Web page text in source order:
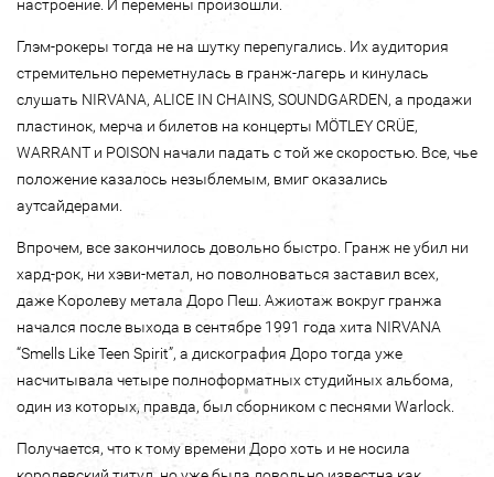
настроение. И перемены произошли.
Глэм-рокеры тогда не на шутку перепугались. Их аудитория
стремительно переметнулась в гранж-лагерь и кинулась
слушать NIRVANA, ALICE IN CHAINS, SOUNDGARDEN, а продажи
пластинок, мерча и билетов на концерты MÖTLEY CRÜE,
WARRANT и POISON начали падать с той же скоростью. Все, чье
положение казалось незыблемым, вмиг оказались
аутсайдерами.
Впрочем, все закончилось довольно быстро. Гранж не убил ни
хард-рок, ни хэви-метал, но поволноваться заставил всех,
даже Королеву метала Доро Пеш. Ажиотаж вокруг гранжа
начался после выхода в сентябре 1991 года хита NIRVANA
“Smells Like Teen Spirit”, а дискография Доро тогда уже
насчитывала четыре полноформатных студийных альбома,
один из которых, правда, был сборником с песнями Warlock.
Получается, что к тому времени Доро хоть и не носила